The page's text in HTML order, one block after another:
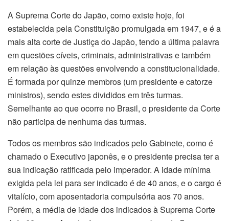
A Suprema Corte do Japão, como existe hoje, foi
estabelecida pela Constituição promulgada em 1947, e é a
mais alta corte de Justiça do Japão, tendo a última palavra
em questões cíveis, criminais, administrativas e também
em relação às questões envolvendo a constitucionalidade.
É formada por quinze membros (um presidente e catorze
ministros), sendo estes divididos em três turmas.
Semelhante ao que ocorre no Brasil, o presidente da Corte
não participa de nenhuma das turmas.
Todos os membros são indicados pelo Gabinete, como é
chamado o Executivo japonês, e o presidente precisa ter a
sua indicação ratificada pelo imperador. A idade mínima
exigida pela lei para ser indicado é de 40 anos, e o cargo é
vitalício, com aposentadoria compulsória aos 70 anos.
Porém, a média de idade dos indicados à Suprema Corte